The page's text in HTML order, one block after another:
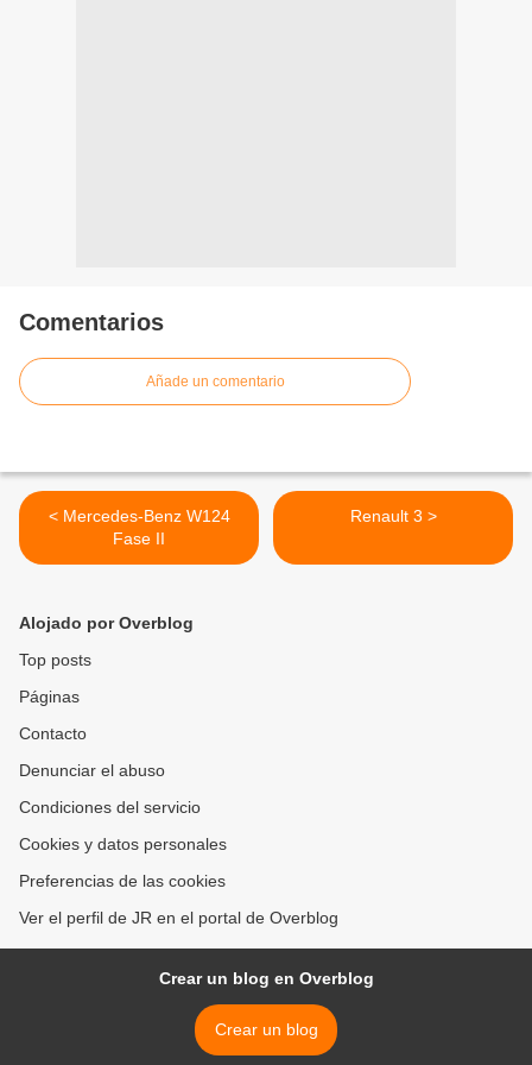
Comentarios
Añade un comentario
< Mercedes-Benz W124
Fase II
Renault 3 >
Alojado por Overblog
Top posts
Páginas
Contacto
Denunciar el abuso
Condiciones del servicio
Cookies y datos personales
Preferencias de las cookies
Ver el perfil de JR en el portal de Overblog
Crear un blog en Overblog
Crear un blog